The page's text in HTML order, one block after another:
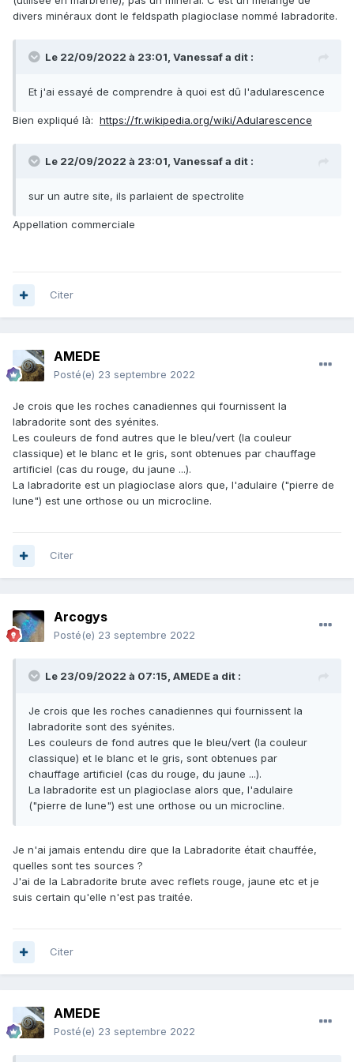
divers minéraux dont le feldspath plagioclase nommé labradorite.
Le 22/09/2022 à 23:01, Vanessafa dit :
Et j'ai essayé de comprendre à quoi est dû l'adularescence
Bien expliqué là: https://fr.wikipedia.org/wiki/Adularescence
Le 22/09/2022 à 23:01, Vanessafa dit :
sur un autre site, ils parlaient de spectrolite
Appellation commerciale
Citer
AMEDE
Posté(e) 23 septembre 2022
Je crois que les roches canadiennes qui fournissent la
labradorite sont des syénites.
Les couleurs de fond autres que le bleu/vert (la couleur
classique) et le blanc et le gris, sont obtenues par chauffage
artificiel (cas du rouge, du jaune ...).
La labradorite est un plagioclase alors que, l'adulaire ("pierre de
lune") est une orthose ou un microcline.
Citer
Arcogys
Posté(e) 23 septembre 2022
Le 23/09/2022 à 07:15, AMEDEa dit :
Je crois que les roches canadiennes qui fournissent la
labradorite sont des syénites.
Les couleurs de fond autres que le bleu/vert (la couleur
classique) et le blanc et le gris, sont obtenues par
chauffage artificiel (cas du rouge, du jaune ...).
La labradorite est un plagioclase alors que, l'adulaire
("pierre de lune") est une orthose ou un microcline.
Je n'ai jamais entendu dire que la Labradorite était chauffée,
quelles sont tes sources ?
J'ai de la Labradorite brute avec reflets rouge, jaune etc et je
suis certain qu'elle n'est pas traitée.
Citer
AMEDE
Posté(e) 23 septembre 2022